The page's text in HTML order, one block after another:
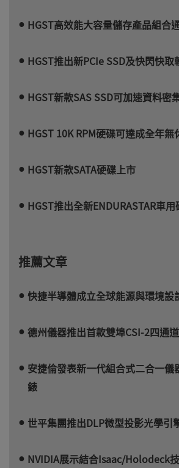
HGST高效能大容量儲存產品組合
HGST推出新PCIe SSD及快閃快取
HGST新款SAS SSD可加速資料密
HGST 10K RPM硬碟可達成全年無
HGST新款SATA硬碟上市
HGST推出全新ENDURASTAR車用
推薦文章
快捷半導體成立全球能源與環境設
德州儀器推出首款雙埠CSI-2四通
安捷倫發表新一代組合式二合一儀
錶
世平集團推出DLP微型投影光學引
NVIDIA展示結合Isaac/Holodeck